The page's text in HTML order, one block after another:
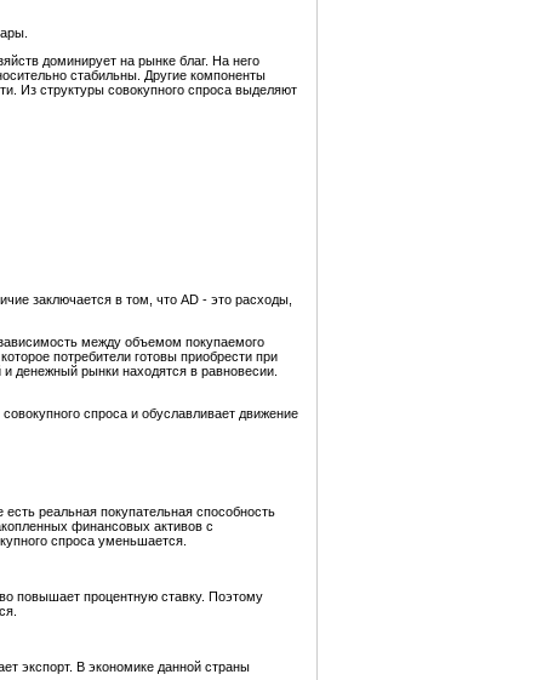
доминирует на рынке благ. На него
стабильны. Другие компоненты
Из структуры совокупного спроса выделяют
заключается в том, что AD - это расходы,
между объемом покупаемого
потребители готовы приобрести при
денежный рынки находятся в равновесии.
спроса и обуславливает движение
реальная покупательная способность
финансовых активов с
спроса уменьшается.
повышает процентную ставку. Поэтому
экспорт. В экономике данной страны